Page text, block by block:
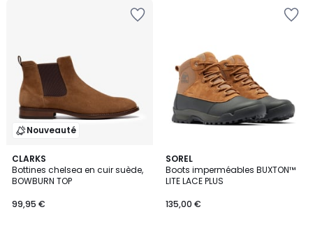
Nouveauté
CLARKS
Bottines chelsea en cuir suède,
BOWBURN TOP
99,95 €
SOREL
Boots imperméables BUXTON™
LITE LACE PLUS
135,00 €
3,8
/ 5